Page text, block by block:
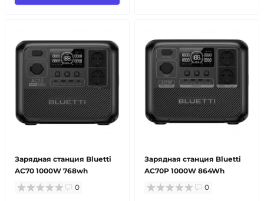
Зарядная станция Bluetti
AC70 1000W 768wh
0
Зарядная станция Bluetti
AC70P 1000W 864Wh
0